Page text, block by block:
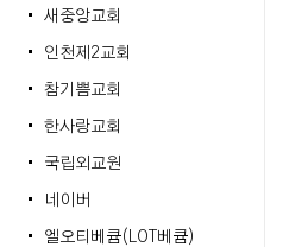
새중앙교회
인천제2교회
참기쁨교회
한사랑교회
국립외교원
네이버
엘오티베큠(LOT베큠)